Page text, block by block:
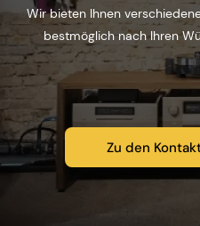
Wir bieten Ihnen
bestmöglich nach Ihren
Zu den